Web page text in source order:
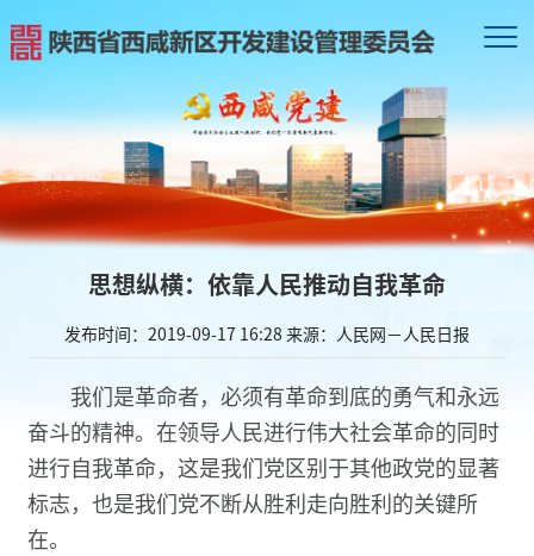
思想纵横：依靠人民推动自我革命
发布时间：2019-09-17 16:28 来源：人民网－人民日报
我们是革命者，必须有革命到底的勇气和永远
奋斗的精神。在领导人民进行伟大社会革命的同时
进行自我革命，这是我们党区别于其他政党的显著
标志，也是我们党不断从胜利走向胜利的关键所
在。